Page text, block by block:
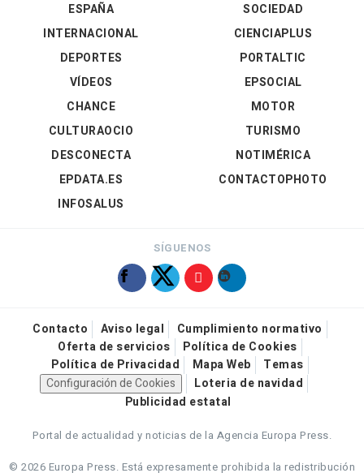
ESPAÑA
INTERNACIONAL
DEPORTES
VÍDEOS
SOCIEDAD
CIENCIAPLUS
PORTALTIC
EPSOCIAL
CHANCE
CULTURAOCIO
DESCONECTA
EPDATA.ES
INFOSALUS
MOTOR
TURISMO
NOTIMÉRICA
CONTACTOPHOTO
SÍGUENOS
Contacto Aviso legal
Cumplimiento normativo
Oferta de servicios
Política de Cookies
Política de Privacidad
Mapa Web
Temas
Configuración de Cookies
Loteria de navidad
Publicidad estatal
Portal de actualidad y noticias de la Agencia Europa Press.
© 2026 Europa Press. Está expresamente prohibida la redistribución